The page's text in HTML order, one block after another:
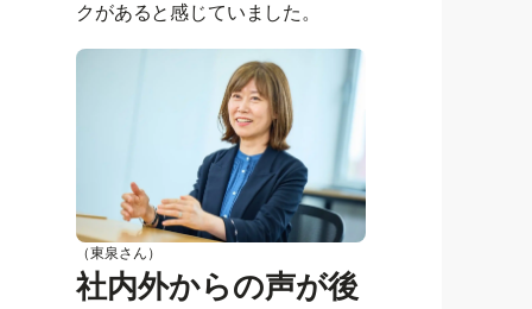
クがあると感じていました。
（東泉さん）
社内外からの声が後